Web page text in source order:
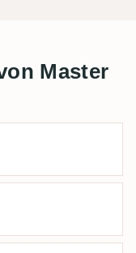
Master